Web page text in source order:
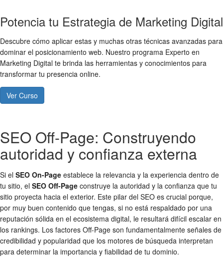
Potencia tu Estrategia de Marketing Digital
Descubre cómo aplicar estas y muchas otras técnicas avanzadas para
dominar el posicionamiento web. Nuestro programa Experto en
Marketing Digital te brinda las herramientas y conocimientos para
transformar tu presencia online.
Ver Curso
SEO Off-Page: Construyendo
autoridad y confianza externa
Si el SEO On-Page establece la relevancia y la experiencia dentro de
tu sitio, el SEO Off-Page construye la autoridad y la confianza que tu
sitio proyecta hacia el exterior. Este pilar del SEO es crucial porque,
por muy buen contenido que tengas, si no está respaldado por una
reputación sólida en el ecosistema digital, le resultará difícil escalar en
los rankings. Los factores Off-Page son fundamentalmente señales de
credibilidad y popularidad que los motores de búsqueda interpretan
para determinar la importancia y fiabilidad de tu dominio.